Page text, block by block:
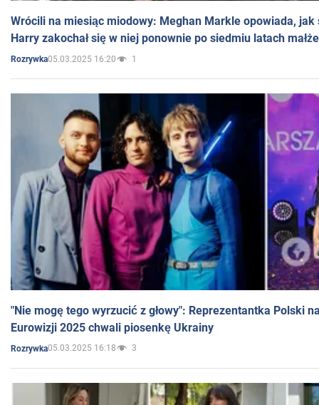
Wrócili na miesiąc miodowy: Meghan Markle opowiada, jak
Harry zakochał się w niej ponownie po siedmiu latach
Rozrywka05.03.2025 16:20 1
"Nie mogę tego wyrzucić z głowy": Reprezentantka Polski
Eurowizji 2025 chwali piosenkę Ukrainy
Rozrywka05.03.2025 16:18 3